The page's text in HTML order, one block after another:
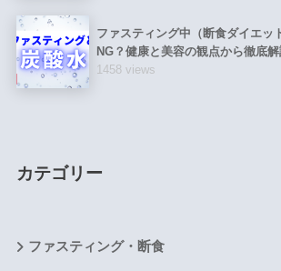
ファスティング中（断食ダイエッ
NG？健康と美容の観点から徹底解
1458 views
カテゴリー
ファスティング・断食